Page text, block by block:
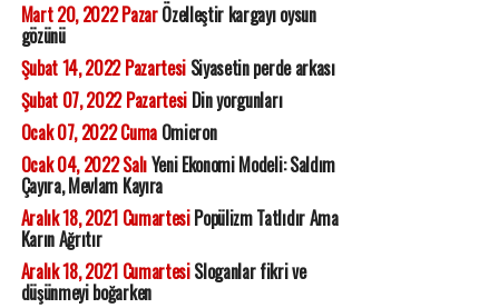
Mart 20, 2022 PazarÖzelleştir kargayı oysun
gözünü
Şubat 14, 2022 PazartesiSiyasetin perde arkası
Şubat 07, 2022 PazartesiDin yorgunları
Ocak 07, 2022 CumaOmicron
Ocak 04, 2022 SalıYeni Ekonomi Modeli: Saldım
Çayıra, Mevlam Kayıra
Aralık 18, 2021 CumartesiPopülizm Tatlıdır Ama
Karın Ağrıtır
Aralık 18, 2021 CumartesiSloganlar fikri ve
düşünmeyi boğarken